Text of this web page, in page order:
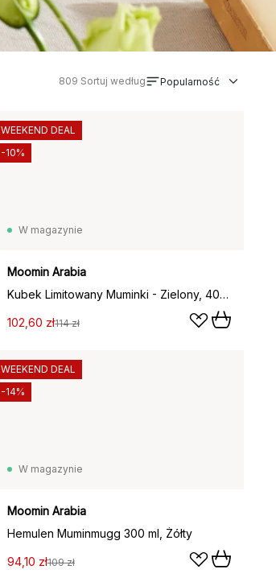
809 Sortuj według Popularność
W magazynie
Moomin Arabia
Kubek Limitowany Muminki - Zielony, 400 ml
102,60 zł114 zł
WEEKEND DEAL
-10%
W magazynie
Moomin Arabia
Hemulen Muminmugg 300 ml, Żółty
94,10 zł109 zł
WEEKEND DEAL
-14%